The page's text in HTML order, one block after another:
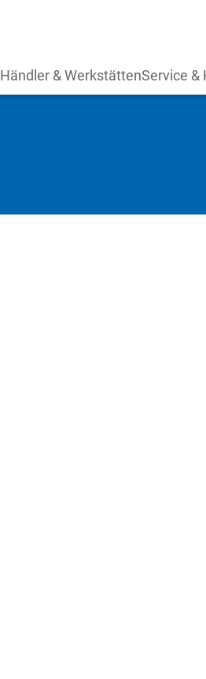
Händler & WerkstättenService &